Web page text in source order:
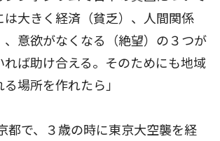
は大きく経済（貧乏）、人間関係
、意欲がなくなる（絶望）の３つが
れば助け合える。そのためにも地域
場所を作れたら」
で、３歳の時に東京大空襲を経